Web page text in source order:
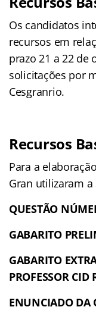
Os candidatos
recursos em
prazo 21 a 22 de
solicitações por
Cesgranrio.
Recursos
Para a
Gran utilizaram
QUESTÃO
GABARITO
GABARITO
PROFESSOR
ENUNCIADO DA